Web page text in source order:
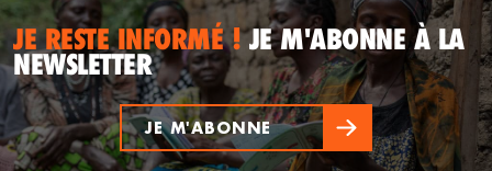
JE RESTE INFORMÉ !JE M'ABONNE À LA
NEWSLETTER
JE M'ABONNE